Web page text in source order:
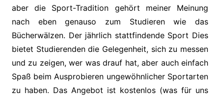
aber die Sport-Tradition gehört meiner Meinung
nach eben genauso zum Studieren wie das
Bücherwälzen. Der jährlich stattfindende Sport Dies
bietet Studierenden die Gelegenheit, sich zu messen
und zu zeigen, wer was drauf hat, aber auch einfach
Spaß beim Ausprobieren ungewöhnlicher Sportarten
zu haben. Das Angebot ist kostenlos (was für uns